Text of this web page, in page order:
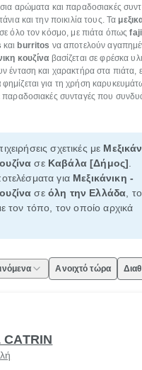
αρώματα και παραδοσιακές
και την ποικιλία τους. Τα
σε όλο τον κόσμο, με πιάτα όπως
και burritos να αποτελούν
κουζίνα βασίζεται σε φρέσκα
ένταση και χαρακτήρα στα πιάτα,
φημίζεται για τη χρήση
παραδοσιακές συνταγές που
σχετικές με
σε Καβάλα [Δήμος]
για Μεξικάνικη -
σε όλη την Ελλάδα ,
τον τόπο, τον οποίο αρχικά
Ανοιχτό τώρα
CATRIN